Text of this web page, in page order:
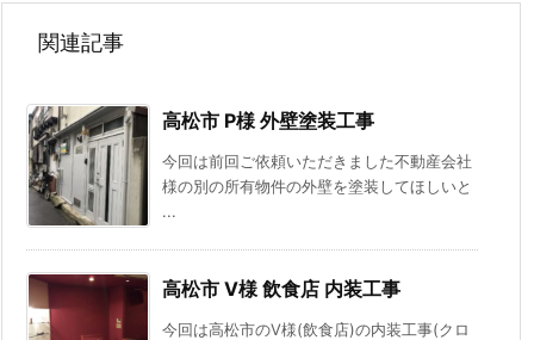
関連記事
高松市 P様 外壁塗装工事
今回は前回ご依頼いただきました不動産会社
様の別の所有物件の外壁を塗装してほしいと
...
高松市 V様 飲食店 内装工事
今回は高松市のV様(飲食店)の内装工事(クロ